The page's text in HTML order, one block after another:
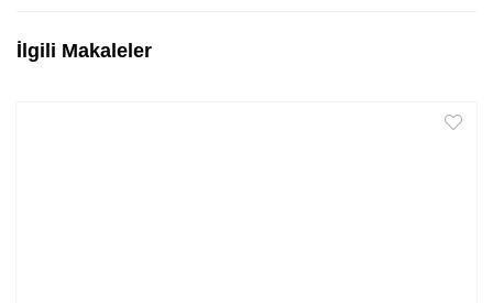
İlgili Makaleler